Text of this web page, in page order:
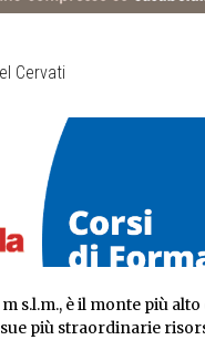
s.l.m., è il monte più
più straordinarie